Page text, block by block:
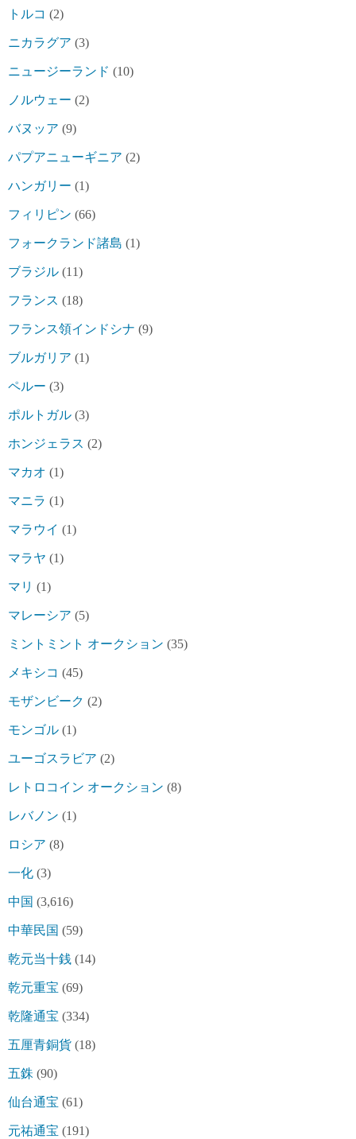
トルコ (2)
ニカラグア (3)
ニュージーランド (10)
ノルウェー (2)
バヌッア (9)
パプアニューギニア (2)
ハンガリー (1)
フィリピン (66)
フォークランド諸島 (1)
ブラジル (11)
フランス (18)
フランス領インドシナ (9)
ブルガリア (1)
ペルー (3)
ポルトガル (3)
ホンジェラス (2)
マカオ (1)
マニラ (1)
マラウイ (1)
マラヤ (1)
マリ (1)
マレーシア (5)
ミントミント オークション (35)
メキシコ (45)
モザンビーク (2)
モンゴル (1)
ユーゴスラビア (2)
レトロコイン オークション (8)
レバノン (1)
ロシア (8)
一化 (3)
中国 (3,616)
中華民国 (59)
乾元当十銭 (14)
乾元重宝 (69)
乾隆通宝 (334)
五厘青銅貨 (18)
五銖 (90)
仙台通宝 (61)
元祐通宝 (191)